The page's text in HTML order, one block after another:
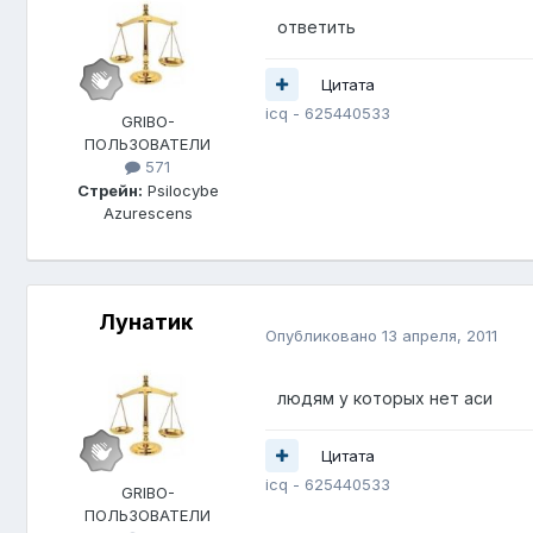
GRIBO-
ПОЛЬЗОВАТЕЛИ
571
Стрейн: Psilocybe
Azurescens
ответить
Цитата
icq - 625440533
Лунатик
GRIBO-
ПОЛЬЗОВАТЕЛИ
Опубликовано 13 апреля, 2011
людям у которых нет аси
Цитата
icq - 625440533